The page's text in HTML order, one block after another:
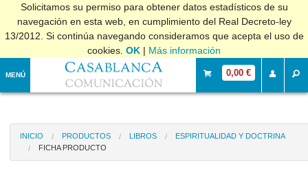
Solicitamos su permiso para obtener datos estadísticos de su
navegación en esta web, en cumplimiento del Real Decreto-ley
13/2012. Si continúa navegando consideramos que acepta el uso de
cookies. OK | Más información
MENÚ 0,00 €
INICIO PRODUCTOS LIBROS
ESPIRITUALIDAD Y DOCTRINA
FICHA PRODUCTO